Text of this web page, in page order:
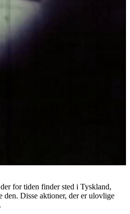
for tiden finder sted i Tyskland,
den. Disse aktioner, der er ulovlige